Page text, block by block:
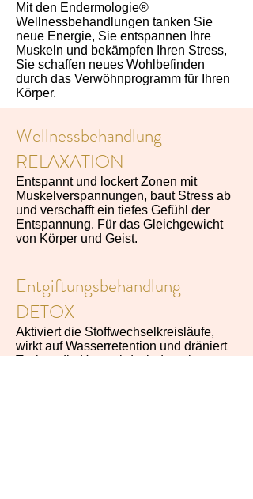
Mit den Endermologie®
Wellnessbehandlungen tanken Sie
neue Energie, Sie entspannen Ihre
Muskeln und bekämpfen Ihren Stress,
Sie schaffen neues Wohlbefinden
durch das Verwöhnprogramm für Ihren
Körper.
Wellnessbehandlung
RELAXATION
Entspannt und lockert Zonen mit
Muskelverspannungen, baut Stress ab
und verschafft ein tiefes Gefühl der
Entspannung. Für das Gleichgewicht
von Körper und Geist.
Entgiftungsbehandlung
DETOX
Aktiviert die Stoffwechselkreisläufe,
wirkt auf Wasserretention und dräniert
Toxine: die Haut wird wieder mit